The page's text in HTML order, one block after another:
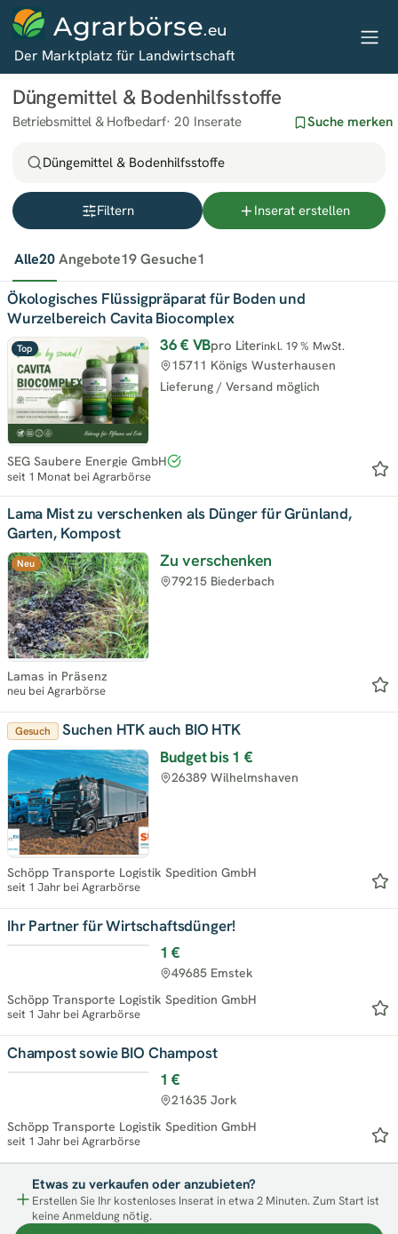
Agrarbörse.eu
Der Marktplatz für Landwirtschaft
Düngemittel & Bodenhilfsstoffe
Betriebsmittel & Hofbedarf 20 Inserate Suche merken
Düngemittel & Bodenhilfsstoffe
Filtern Inserat erstellen
Alle20Angebote19Gesuche1
Top
Ökologisches Flüssigpräparat für Boden und
Wurzelbereich Cavita Biocomplex
36 € VBpro Literinkl. 19 % MwSt.
Lieferung / Versand möglich
15711 Königs Wusterhausen
SEG Saubere Energie GmbH
seit 1 Monat bei Agrarbörse
Neu
Lama Mist zu verschenken als Dünger für Grünland,
Garten, Kompost
Zu verschenken
79215 Biederbach
Lamas in Präsenz
neu bei Agrarbörse
Gesuch
Suchen HTK auch BIO HTK
Budget bis1 €
26389 Wilhelmshaven
Schöpp Transporte Logistik Spedition GmbH
seit 1 Jahr bei Agrarbörse
Ihr Partner für Wirtschaftsdünger!
1 €
49685 Emstek
Schöpp Transporte Logistik Spedition GmbH
seit 1 Jahr bei Agrarbörse
Champost sowie BIO Champost
1 €
21635 Jork
Schöpp Transporte Logistik Spedition GmbH
seit 1 Jahr bei Agrarbörse
Etwas zu verkaufen oder anzubieten?
Erstellen Sie Ihr kostenloses Inserat in etwa 2 Minuten. Zum Start ist
keine Anmeldung nötig.